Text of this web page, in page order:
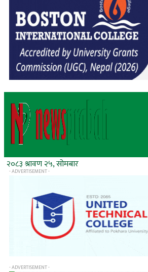
२०८३ श्रावण २५, सोमबार
- ADVERTISEMENT -
- ADVERTISEMENT -